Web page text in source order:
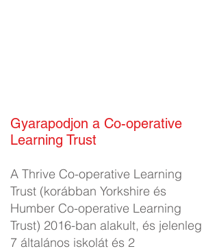
Gyarapodjon a Co-operative
Learning Trust
A Thrive Co-operative Learning
Trust (korábban Yorkshire és
Humber Co-operative Learning
Trust) 2016-ban alakult, és jelenleg
7 általános iskolát és 2